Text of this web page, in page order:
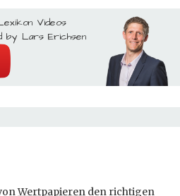
Videos
by Lars Erichsen
Wertpapieren den richtigen